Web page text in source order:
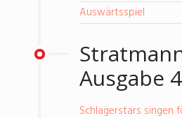
Auswärtsspiel
Ausgabe
Schlagerstars singen